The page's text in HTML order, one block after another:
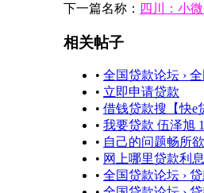
下一篇名称： 四川：小
相关帖子
• 全国贷款论坛 ›
• 立即申请贷款
• 借钱贷款搜【快e
• 我要贷款 伍泽旭
• 自己的问题畅所
• 网上哪里贷款利
• 全国贷款论坛 ›